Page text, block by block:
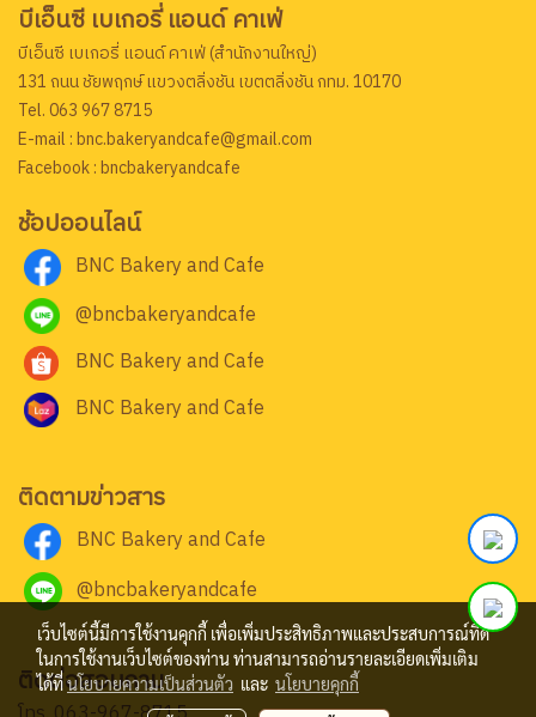
บีเอ็นซี เบเกอรี่ แอนด์ คาเฟ่
บีเอ็นซี เบเกอรี่ แอนด์ คาเฟ่ (สำนักงานใหญ่)
131 ถนน ชัยพฤกษ์ แขวงตลิ่งชัน เขตตลิ่งชัน กทม. 10170
Tel. 063 967 8715
E-mail : bnc.bakeryandcafe@gmail.com
Facebook : bncbakeryandcafe
ช้อปออนไลน์
BNC Bakery and Cafe
@bncbakeryandcafe
BNC Bakery and Cafe
BNC Bakery and Cafe
ติดตามข่าวสาร
BNC Bakery and Cafe
@bncbakeryandcafe
ติดต่อสอบถาม
เว็บไซต์นี้มีการใช้งานคุกกี้ เพื่อเพิ่มประสิทธิภาพและประสบการณ์ที่ดี
ในการใช้งานเว็บไซต์ของท่าน ท่านสามารถอ่านรายละเอียดเพิ่มเติม
ได้ที่นโยบายความเป็นส่วนตัว และ นโยบายคุกกี้